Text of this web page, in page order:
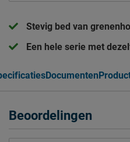
Stevig bed van
Een hele serie met
Documenten
Beoordelingen